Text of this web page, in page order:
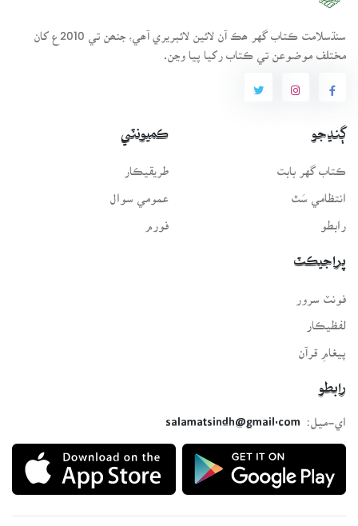
سنڌسلامت ڪتاب گهر ھڪ آن لائين لائبريري آھي، جنھن تي 2010ع کان
مختلف موضوعن تي ڪتاب رکيا پيا وڃن.
ڳنڍجو
ڪتاب گهر بابت
انتظامي سَٿ
رابطو
ڪميونٽي
طريقيڪار
عمومي سوال
پراجيڪٽ
فونٽ سرور
لفظيڪار
پيغامِ قرآن
رابطو
اي-ميل:
salamatsindh@gmail.com